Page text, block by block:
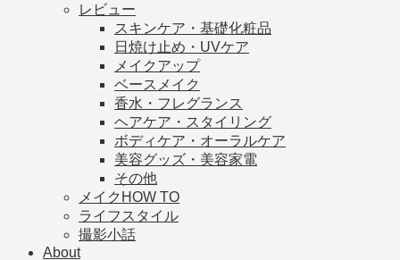
レビュー
スキンケア・基礎化粧品
日焼け止め・UVケア
メイクアップ
ベースメイク
香水・フレグランス
ヘアケア・スタイリング
ボディケア・オーラルケア
美容グッズ・美容家電
その他
メイクHOW TO
ライフスタイル
撮影小話
About